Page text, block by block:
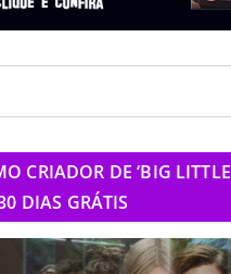
CRIADOR DE ‘BIG LITTLE
DIAS GRÁTIS